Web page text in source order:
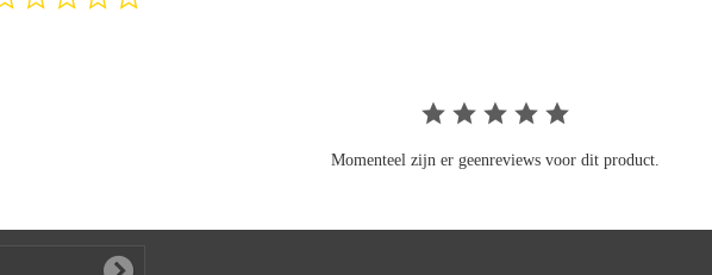
Momenteel zijn er geenreviews voor dit product.